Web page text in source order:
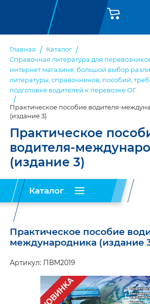
Главная
Каталог
Справочная литература для
интернет магазине, большой выбор
литературы, справочников, пособий,
подготовке водителей к перевозке ОГ.
Практическое пособие водителя-
(издание 3)
Практическое
водителя-
(издание 3)
Каталог
SITRAK (37)
Комплекты
Маяки
импульсные (8)
панели (71)
Наклейки,
плёнки (58)
Тросы
буксировочные (8)
и
углекислотные
Огнетушители
порошковые (8)
Огнетушители
Практическое пособие
международника (издание
Артикул: ПВМ2019